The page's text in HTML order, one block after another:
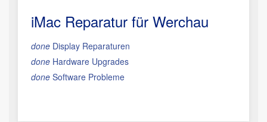
iMac Reparatur für Werchau
done Display Reparaturen
done Hardware Upgrades
done Software Probleme